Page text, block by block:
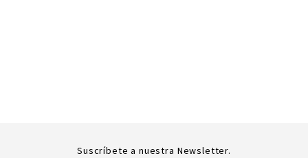
Suscríbete a nuestra Newsletter.